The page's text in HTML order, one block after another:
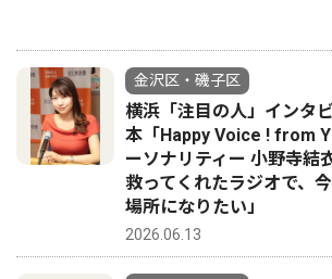
金沢区・磯子区
横浜「注目の人」インタ
本「Happy Voice ! from
ーソナリティー 小野寺
救ってくれたラジオで、
場所になりたい」
2026.06.13